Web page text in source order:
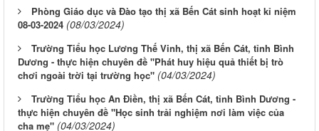
Phòng Giáo dục và Đào tạo thị xã Bến Cát sinh hoạt kỉ niệm
08-03-2024 (08/03/2024)
Trường Tiểu học Lương Thế Vinh, thị xã Bến Cát, tỉnh Bình
Dương - thực hiện chuyên đề "Phát huy hiệu quả thiết bị trò
chơi ngoài trời tại trường học" (04/03/2024)
Trường Tiểu học An Điền, thị xã Bến Cát, tỉnh Bình Dương -
thực hiện chuyên đề "Học sinh trải nghiệm nơi làm việc của
cha mẹ" (04/03/2024)